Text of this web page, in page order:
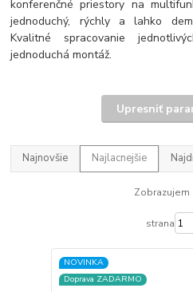
konferenčné priestory na
jednoduchý, rýchly a lahko
Kvalitné spracovanie
jednoduchá montáž.
Upresniť
Najnovšie Najlacnejšie
Zobrazujem
strana
NOVINKA
Doprava ZADARMO